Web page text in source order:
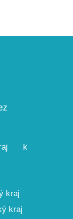
k
kraj
kraj